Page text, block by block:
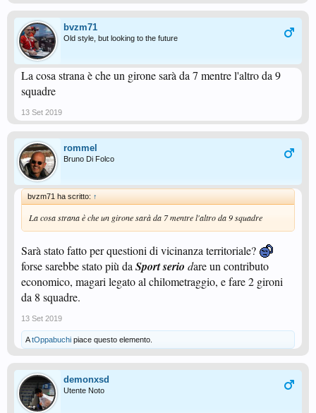
bvzm71
Old style, but looking to the future
La cosa strana è che un girone sarà da 7 mentre l'altro da 9
squadre
13 Set 2019
rommel
Bruno Di Folco
bvzm71 ha scritto: ↑
La cosa strana è che un girone sarà da 7 mentre l'altro da 9 squadre
Sarà stato fatto per questioni di vicinanza territoriale?
forse sarebbe stato più da Sport serio dare un contributo
economico, magari legato al chilometraggio, e fare 2 gironi
da 8 squadre.
13 Set 2019
AtOppabuchi piace questo elemento.
demonxsd
Utente Noto